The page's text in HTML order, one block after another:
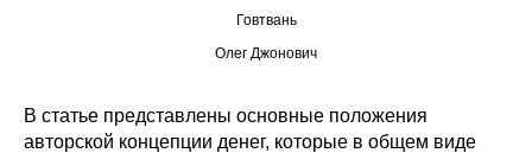
Материалы для СМИ
Научная жизнь
Говтвань
Олег Джонович
В статье представлены основные положения
авторской концепции денег, которые в общем виде